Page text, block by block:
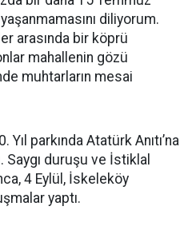
diliyorum.
arasında bir köprü
mahallenin gözü
muhtarların mesai
parkında Atatürk Anıtı’na
Saygı duruşu ve İstiklal
4 Eylül, İskeleköy
yaptı.